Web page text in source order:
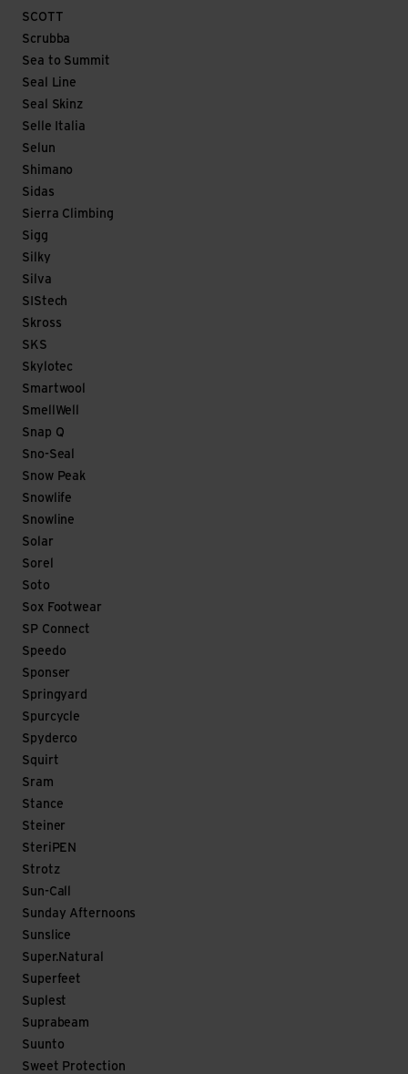
SCOTT
Scrubba
Sea to Summit
Seal Line
Seal Skinz
Selle Italia
Selun
Shimano
Sidas
Sierra Climbing
Sigg
Silky
Silva
SIStech
Skross
SKS
Skylotec
Smartwool
SmellWell
Snap Q
Sno-Seal
Snow Peak
Snowlife
Snowline
Solar
Sorel
Soto
Sox Footwear
SP Connect
Speedo
Sponser
Springyard
Spurcycle
Spyderco
Squirt
Sram
Stance
Steiner
SteriPEN
Strotz
Sun-Call
Sunday Afternoons
Sunslice
Super.Natural
Superfeet
Suplest
Suprabeam
Suunto
Sweet Protection